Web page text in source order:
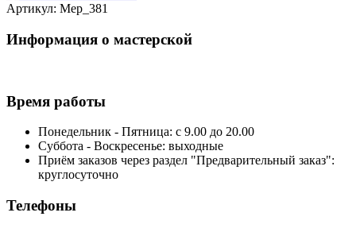
Артикул: Мер_381
Информация о мастерской
Время работы
Понедельник - Пятница: с 9.00 до 20.00
Суббота - Воскресенье: выходные
Приём заказов через раздел "Предварительный заказ":
круглосуточно
Телефоны